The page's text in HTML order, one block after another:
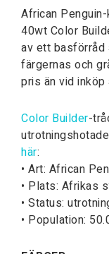
African
40wt Color
av ett basförråd
färgernas och
pris än vid
Color Builder-
här:
• Art: African
• Plats: Afrikas
• Status:
• Population: